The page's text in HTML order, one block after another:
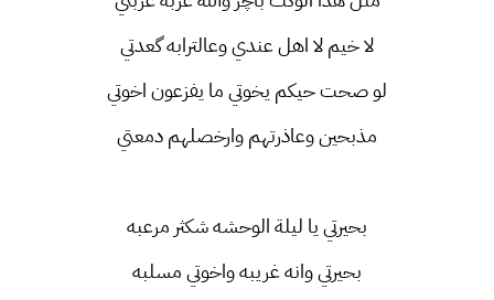
لا خيم لا اهل عندي وعالترابه گعدتي
لو صحت حيكم يخوتي ما يفزعون اخوتي
مذبحين وعاذرتهم وارخصلهم دمعتي
بحيرتي يا ليلة الوحشه شكثر مرعبه
بحيرتي وانه غريبه واخوتي مسلبه